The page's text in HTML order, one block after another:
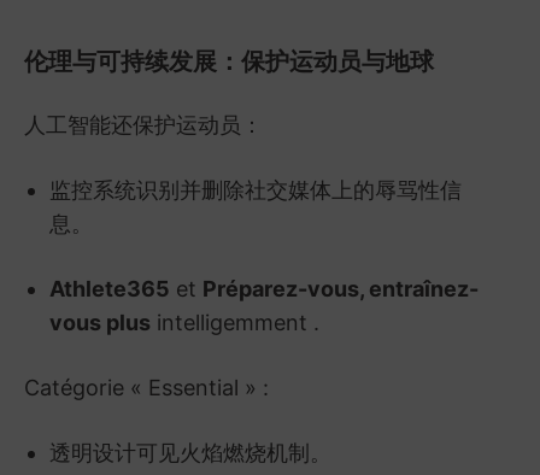
伦理与可持续发展：保护运动员与地球
人工智能还保护运动员：
监控系统识别并删除社交媒体上的辱骂性信
息。
Athlete365 et Préparez-vous, entraînez-
vous plus intelligemment .
Catégorie « Essential » :
透明设计可见火焰燃烧机制。